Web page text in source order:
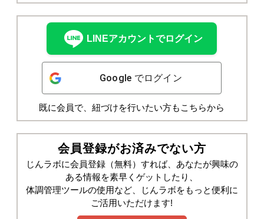
LINEアカウントでログイン
Google でログイン
既に会員で、紐づけを行いたい方もこちらから
会員登録がお済みでない方
じんラボに会員登録（無料）すれば、あなたが興味の
ある情報を素早くゲットしたり、
体調管理ツールの使用など、じんラボをもっと便利に
ご活用いただけます!